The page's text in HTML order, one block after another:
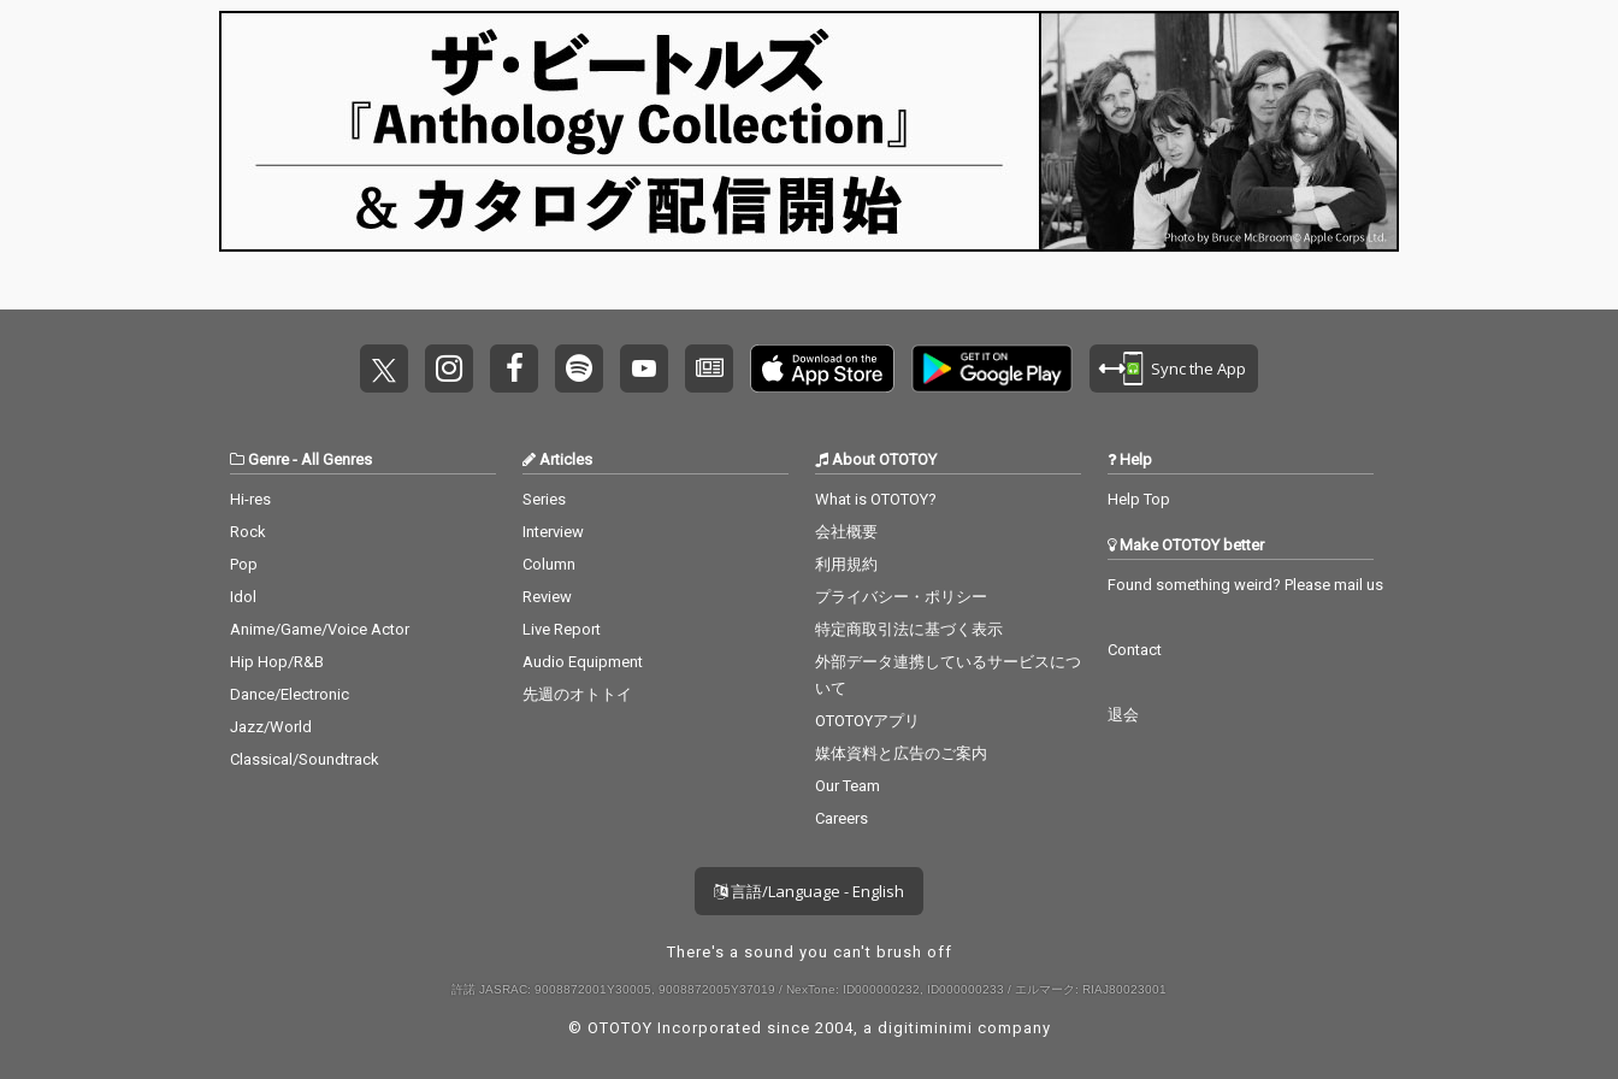
Sync the App
Genre- All Genres
Hi-res
Rock
Pop
Idol
Anime/Game/Voice Actor
Hip Hop/R&B
Dance/Electronic
Jazz/World
Classical/Soundtrack
Articles
Series
Interview
Column
Review
Live Report
Audio Equipment
先週のオトトイ
About OTOTOY
What is OTOTOY?
会社概要
利用規約
プライバシー・ポリシー
特定商取引法に基づく表示
外部データ連携しているサービスにつ
いて
OTOTOYアプリ
媒体資料と広告のご案内
Our Team
Careers
Help
Help Top
Make OTOTOY better
Found something weird? Please mail us
Contact
退会
言語/Language - English
There's a sound you can't brush off
許諾 JASRAC: 9008872001Y30005, 9008872005Y37019 / NexTone: ID000000232, ID000000233 / エルマーク: RIAJ80023001
© OTOTOY Incorporated since 2004, a digitiminimi company